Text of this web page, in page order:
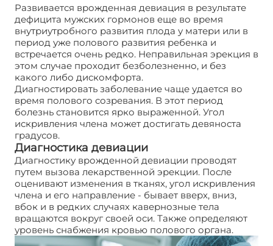
Развивается врожденная девиация в результате
дефицита мужских гормонов еще во время
внутриутробного развития плода у матери или в
период уже полового развития ребенка и
встречается очень редко. Неправильная эрекция в
этом случае проходит безболезненно, и без
какого либо дискомфорта.
Диагностировать заболевание чаще удается во
время полового созревания. В этот период
болезнь становится ярко выраженной. Угол
искривления члена может достигать девяноста
градусов.
Диагностика девиации
Диагностику врожденной девиации проводят
путем вызова лекарственной эрекции. После
оценивают изменения в тканях, угол искривления
члена и его направление - бывает вверх, вниз,
вбок и в редких случаях кавернозные тела
вращаются вокруг своей оси. Также определяют
уровень снабжения кровью полового органа.